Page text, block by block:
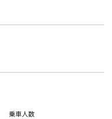
乗車人数